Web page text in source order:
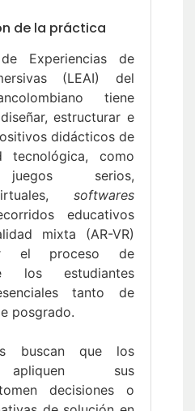
de la práctica
Experiencias de
(LEAI) del
tiene
estructurar e
didácticos de
tecnológica, como
juegos serios,
softwares
educativos
mixta (AR-VR)
el proceso de
los estudiantes
tanto de
posgrado.
buscan que los
apliquen sus
decisiones o